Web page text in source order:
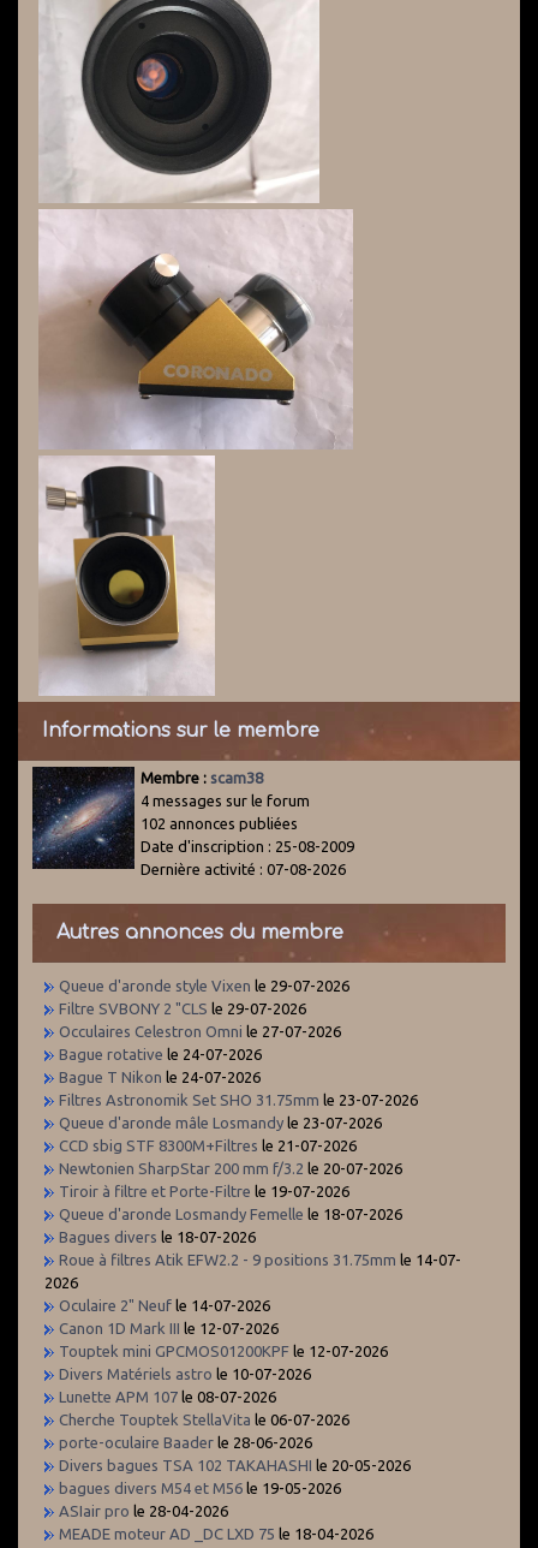
Informations sur le membre
Membre : scam38
4 messages sur le forum
102 annonces publiées
Date d'inscription : 25-08-2009
Dernière activité : 07-08-2026
Autres annonces du membre
Queue d'aronde style Vixen le 29-07-2026
Filtre SVBONY 2 "CLS le 29-07-2026
Occulaires Celestron Omni le 27-07-2026
Bague rotative le 24-07-2026
Bague T Nikon le 24-07-2026
Filtres Astronomik Set SHO 31.75mm le 23-07-2026
Queue d'aronde mâle Losmandy le 23-07-2026
CCD sbig STF 8300M+Filtres le 21-07-2026
Newtonien SharpStar 200 mm f/3.2 le 20-07-2026
Tiroir à filtre et Porte-Filtre le 19-07-2026
Queue d'aronde Losmandy Femelle le 18-07-2026
Bagues divers le 18-07-2026
Roue à filtres Atik EFW2.2 - 9 positions 31.75mm le 14-07-
2026
Oculaire 2" Neuf le 14-07-2026
Canon 1D Mark III le 12-07-2026
Touptek mini GPCMOS01200KPF le 12-07-2026
Divers Matériels astro le 10-07-2026
Lunette APM 107 le 08-07-2026
Cherche Touptek StellaVita le 06-07-2026
porte-oculaire Baader le 28-06-2026
Divers bagues TSA 102 TAKAHASHI le 20-05-2026
bagues divers M54 et M56 le 19-05-2026
ASIair pro le 28-04-2026
MEADE moteur AD _DC LXD 75 le 18-04-2026